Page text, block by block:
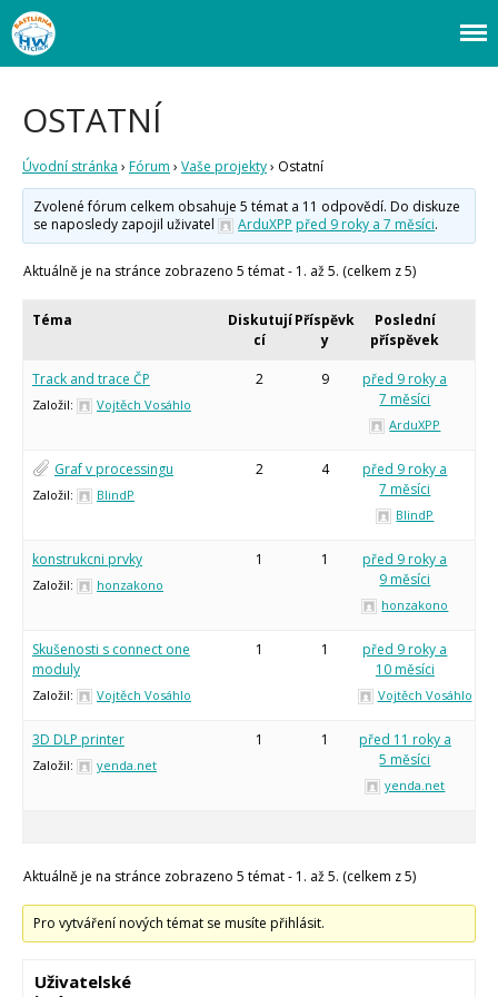
Články
Často kladené dotazy
O programování obecně
Co je to Arduino?
Začínáme s Arduinem
Arduino Software
Arduino projekty
Arduino s Massimem Banzim
Arduino se Zbyškem Vodou
Arduino roboti
Webový magazín o bastlení a tvoření. Naučte se základy programování a
elektroniky zábavnou formou! Arduino a microbit projekty, návody,
OSTATNÍ
Úvodní stránka › Fórum › Vaše projekty› Ostatní
Zvolené fórum celkem obsahuje 5 témat a 11 odpovědí. Do diskuze
se naposledy zapojil uživatel
ArduXPP před 9 roky a 7 měsíci.
Aktuálně je na stránce zobrazeno 5 témat - 1. až 5. (celkem z 5)
Téma
Diskutují
cí
Příspěvk
y
Poslední
příspěvek
Track and trace ČP
Založil: Vojtěch Vosáhlo
2 9
před 9 roky a
7 měsíci
ArduXPP
Graf v processingu
Založil: BlindP
2 4
před 9 roky a
7 měsíci
BlindP
konstrukcni prvky
Založil: honzakono
1 1
před 9 roky a
9 měsíci
honzakono
Skušenosti s connect one
moduly
Založil: Vojtěch Vosáhlo
1 1
před 9 roky a
10 měsíci
Vojtěch Vosáhlo
3D DLP printer
Založil: yenda.net
1 1
před 11 roky a
5 měsíci
yenda.net
Aktuálně je na stránce zobrazeno 5 témat - 1. až 5. (celkem z 5)
Pro vytváření nových témat se musíte přihlásit.
Uživatelské